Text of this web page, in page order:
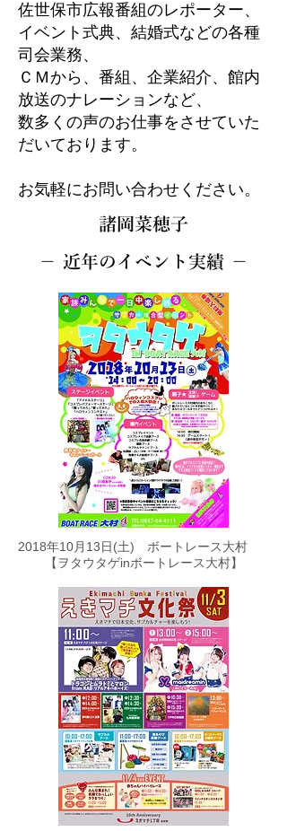
佐世保市広報番組のレポーター、
イベント式典、結婚式などの各種
司会業務、​
ＣＭから、番組、企業紹介、館内
放送のナレーションなど、
数多くの声のお仕事をさせていた
だいております。
お気軽にお問い合わせください。
諸岡菜穂子
－ 近年のイベント実績 －
​2018年10月13日(土) ボートレース大村
【ヲタウタゲinボートレース大村​】